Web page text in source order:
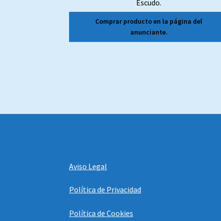
Escudo.
Comprar producto en la página del
anunciante.
Aviso Legal
Política de Privacidad
Política de Cookies